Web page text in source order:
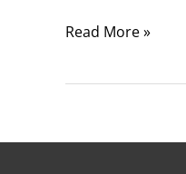
Read More »